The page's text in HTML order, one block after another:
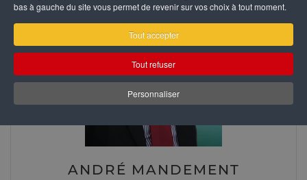
bas à gauche du site vous permet de revenir sur vos choix à tout moment.
Tout accepter
Tout refuser
Personnaliser
ANDRÉ MANDEMENT